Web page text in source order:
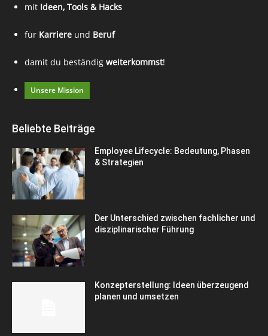
mit Ideen, Tools & Hacks
für Karriere und Beruf
damit du beständig weiterkommst!
Unsere Mission
Beliebte Beiträge
Employee Lifecycle: Bedeutung, Phasen
& Strategien
Der Unterschied zwischen fachlicher und
disziplinarischer Führung
Konzepterstellung: Ideen überzeugend
planen und umsetzen